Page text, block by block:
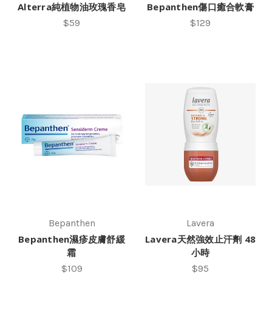
Alterra純植物油玫瑰香皂
$59
Bepanthen傷口癒合軟膏
$129
Bepanthen
Bepanthen濕疹皮膚舒緩
霜
$109
Lavera
Lavera天然強效止汗劑 48
小時
$95